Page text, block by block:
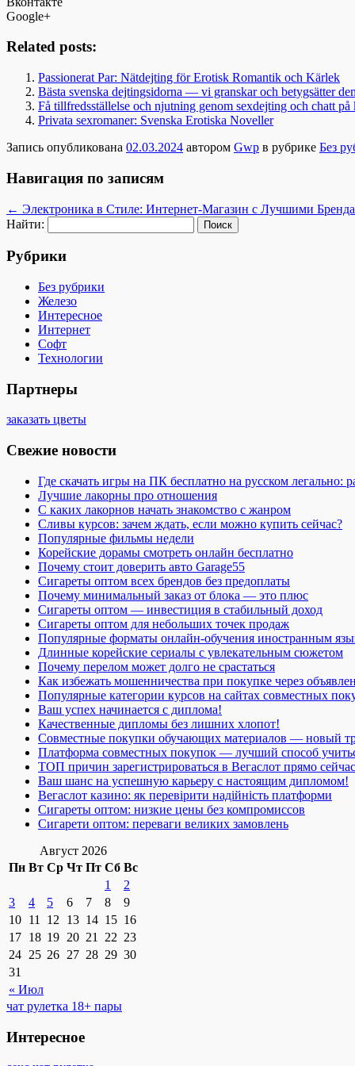
Google+
Related posts:
Passionerat Par: Nätdejting för Erotisk Romantik och Kärlek
Bästa svenska dejtingsidorna — vi granskar och betygsätter
Få tillfredsställelse och njutning genom sexdejting och chatt på
Privata sexromaner: Svenska Erotiska Noveller
Запись опубликована 02.03.2024 автором Gwp в рубрике Без
Навигация по записям
← Электроника в Стиле: Интернет-Магазин с Лучшими
Найти:
Рубрики
Без рубрики
Железо
Интересное
Интернет
Софт
Технологии
Партнеры
заказать цветы
Свежие новости
Где скачать игры на ПК бесплатно на русском легально:
Лучшие лакорны про отношения
С каких лакорнов начать знакомство с жанром
Сливы курсов: зачем ждать, если можно купить сейчас?
Популярные фильмы недели
Корейские дорамы смотреть онлайн бесплатно
Почему стоит доверить авто Garage55
Сигареты оптом всех брендов без предоплаты
Почему минимальный заказ от блока — это плюс
Сигареты оптом — инвестиция в стабильный доход
Сигареты оптом для небольших точек продаж
Популярные форматы онлайн-обучения иностранным
Длинные корейские сериалы с увлекательным сюжетом
Почему перелом может долго не срастаться
Как избежать мошенничества при покупке через
Популярные категории курсов на сайтах совместных
Ваш успех начинается с диплома!
Качественные дипломы без лишних хлопот!
Совместные покупки обучающих материалов — новый
Платформа совместных покупок — лучший способ
ТОП причин зарегистрироваться в Вегаслот прямо сейчас
Ваш шанс на успешную карьеру с настоящим дипломом!
Вегаслот казино: як перевірити надійність платформи
Сигареты оптом: низкие цены без компромиссов
Сигарети оптом: переваги великих замовлень
Август 2026
Пн Вт Ср Чт Пт Сб Вс
« Июл
1
2
3
4 5 6 7 8
9
10 11 12 13 14 15 16
17 18 19 20 21 22 23
24 25 26 27 28 29 30
31
чат рулетка 18+ пары
Интересное